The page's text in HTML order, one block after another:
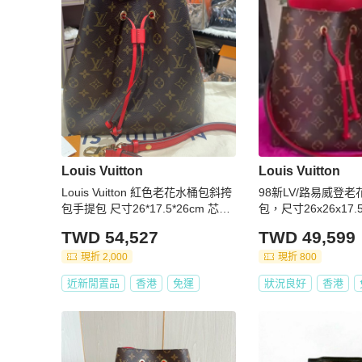
Louis Vuitton
Louis Vuitton 紅色老花水桶包斜挎
包手提包 尺寸26*17.5*26cm 芯片
TWD 54,527
現折 2,000
近新閒置品 香港 免運
Louis Vuitton
98新LV/路易威登老
包，尺寸
TWD 49,599
現折 800
狀況良好 香港